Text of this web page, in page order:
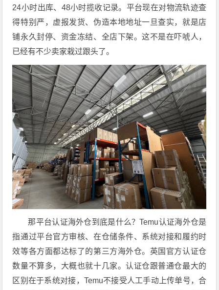
24小时出库、48小时揽收记录。 平台现在对物流轨迹查
得特别严，虚报发货、伪造本地地址一旦查实，就是店
铺永久封停、资金冻结、全店下架。这不是在吓唬人，
已经有不少卖家栽过跟头了。
那平台认证海外仓到底是什么？Temu认证海外仓是
指通过平台官方审核、在仓储条件、系统对接和履约时
效等各方面都达标了的第三方海外仓。英国官方认证仓
数量不算多，大概也就十几家。认证仓跟普通仓最大的
区别在于系统对接，Temu不接受人工手动上传单号，合